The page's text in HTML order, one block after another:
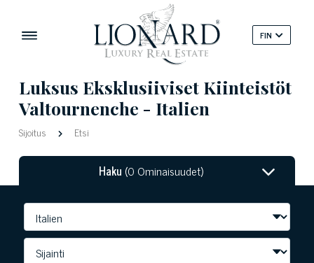
FIN
Luksus Eksklusiiviset Kiinteistöt
Valtournenche - Italien
Sijoitus Etsi
Haku (0 Ominaisuudet)